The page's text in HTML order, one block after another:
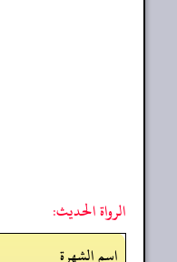
الرواة الحديث:
اسم الشهرة